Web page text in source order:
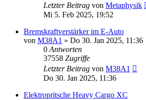
Letzter Beitrag von Metaphysik
Mi 5. Feb 2025, 19:52
Bremskraftverstärker im E-Auto
von M38A1 » Do 30. Jan 2025, 11:36
0Antworten
37558 Zugriffe
Letzter Beitrag von M38A1
Do 30. Jan 2025, 11:36
Elektropritsche Heavy Cargo XC